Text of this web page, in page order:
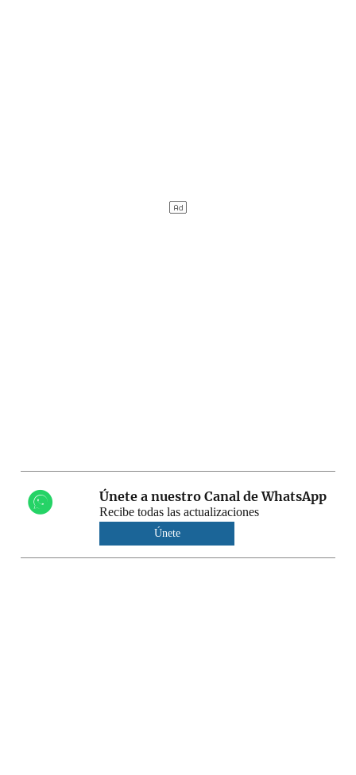
Únete a nuestro Canal de WhatsApp
Recibe todas las actualizaciones
Únete